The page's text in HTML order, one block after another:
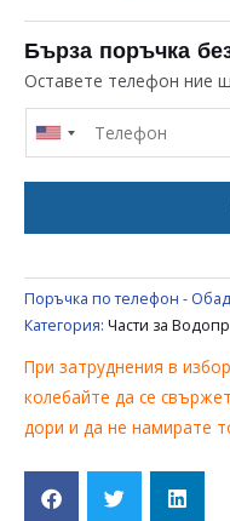
МЕСИНГОВ
ЪГЛОВ
КРАН
С
МЕТАЛНА
НА
ЗА
ВОДОПРОВОД
Бърза поръчка
Оставете телефон ние
Поръчка по телефон -
Категория: Части за
При затруднения в
колебайте да се
дори и да не намирате